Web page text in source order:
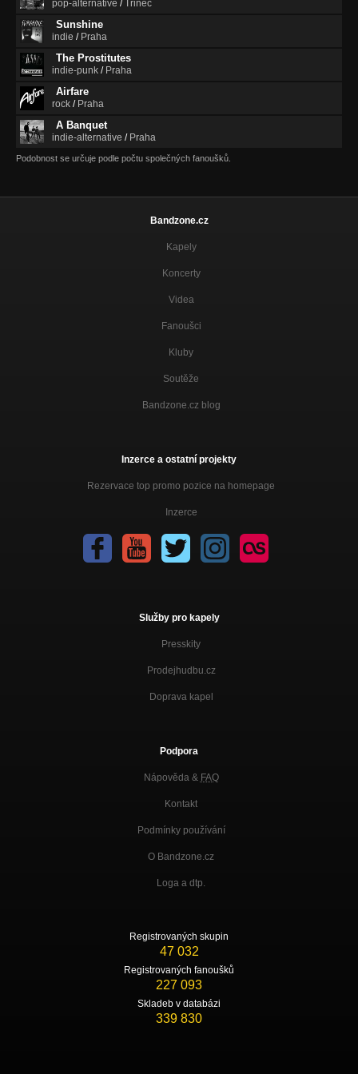
Intro
Make My Heart Explode
pop-alternative /Třinec
Sunshine
indie / Praha
The Prostitutes
indie-punk / Praha
Airfare
rock / Praha
A Banquet
indie-alternative / Praha
Podobnost se určuje podle počtu společných fanoušků.
Bandzone.cz
Kapely
Koncerty
Videa
Fanoušci
Kluby
Soutěže
Bandzone.cz blog
Inzerce a ostatní projekty
Rezervace top promo pozice na homepage
Inzerce
Služby pro kapely
Presskity
Prodejhudbu.cz
Doprava kapel
Podpora
Nápověda & FAQ
Kontakt
Podmínky používání
O Bandzone.cz
Loga a dtp.
Registrovaných skupin
47 032
Registrovaných fanoušků
227 093
Skladeb v databázi
339 830